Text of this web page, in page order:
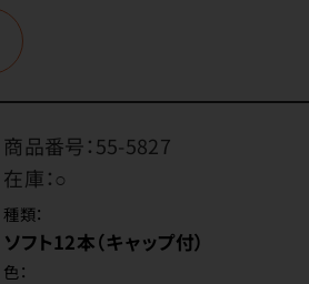
商品番号：55-5827
在庫：○
種類：
ソフト12本（キャップ付）
色：